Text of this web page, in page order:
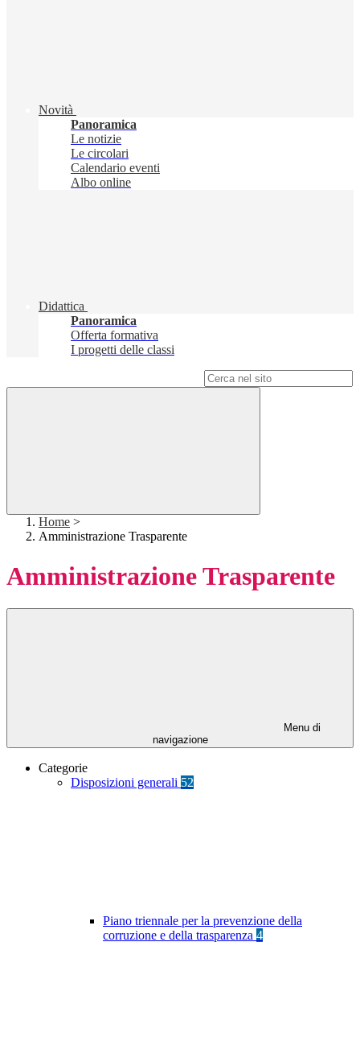
Novità
Panoramica
Le notizie
Le circolari
Calendario eventi
Albo online
Didattica
Panoramica
Offerta formativa
I progetti delle classi
Home >
Amministrazione Trasparente
Amministrazione Trasparente
Menu di
navigazione
Categorie
Disposizioni generali 52
Piano triennale per la prevenzione della
corruzione e della trasparenza 4